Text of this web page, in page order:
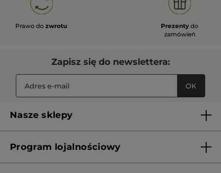
Prawo dozwrotu Prezenty do
zamówień
Zapisz się do newslettera:
OK
Nasze sklepy
Franczyza
Program lojalnościowy